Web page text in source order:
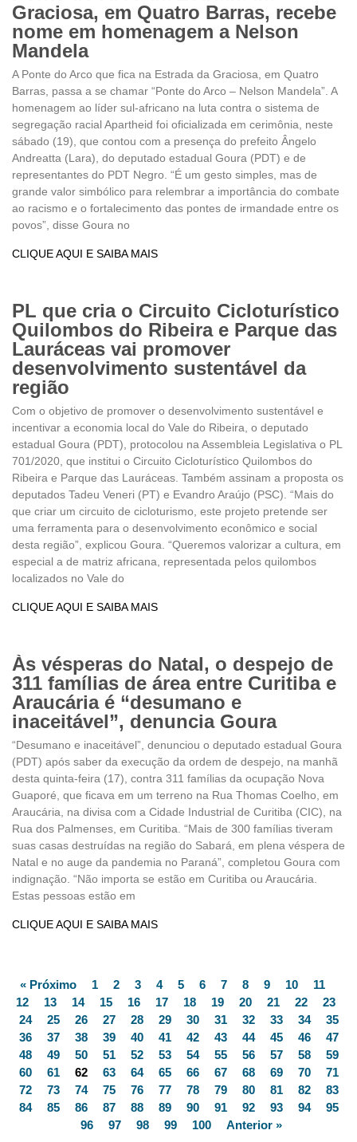
Graciosa, em Quatro Barras, recebe
nome em homenagem a Nelson
Mandela
A Ponte do Arco que fica na Estrada da Graciosa, em Quatro
Barras, passa a se chamar “Ponte do Arco – Nelson Mandela”. A
homenagem ao líder sul-africano na luta contra o sistema de
segregação racial Apartheid foi oficializada em cerimônia, neste
sábado (19), que contou com a presença do prefeito Ângelo
Andreatta (Lara), do deputado estadual Goura (PDT) e de
representantes do PDT Negro. “É um gesto simples, mas de
grande valor simbólico para relembrar a importância do combate
ao racismo e o fortalecimento das pontes de irmandade entre os
povos”, disse Goura no
CLIQUE AQUI E SAIBA MAIS
PL que cria o Circuito Cicloturístico
Quilombos do Ribeira e Parque das
Lauráceas vai promover
desenvolvimento sustentável da
região
Com o objetivo de promover o desenvolvimento sustentável e
incentivar a economia local do Vale do Ribeira, o deputado
estadual Goura (PDT), protocolou na Assembleia Legislativa o PL
701/2020, que institui o Circuito Cicloturístico Quilombos do
Ribeira e Parque das Lauráceas. Também assinam a proposta os
deputados Tadeu Veneri (PT) e Evandro Araújo (PSC). “Mais do
que criar um circuito de cicloturismo, este projeto pretende ser
uma ferramenta para o desenvolvimento econômico e social
desta região”, explicou Goura. “Queremos valorizar a cultura, em
especial a de matriz africana, representada pelos quilombos
localizados no Vale do
CLIQUE AQUI E SAIBA MAIS
Às vésperas do Natal, o despejo de
311 famílias de área entre Curitiba e
Araucária é “desumano e
inaceitável”, denuncia Goura
“Desumano e inaceitável”, denunciou o deputado estadual Goura
(PDT) após saber da execução da ordem de despejo, na manhã
desta quinta-feira (17), contra 311 famílias da ocupação Nova
Guaporé, que ficava em um terreno na Rua Thomas Coelho, em
Araucária, na divisa com a Cidade Industrial de Curitiba (CIC), na
Rua dos Palmenses, em Curitiba. “Mais de 300 famílias tiveram
suas casas destruídas na região do Sabará, em plena véspera de
Natal e no auge da pandemia no Paraná”, completou Goura com
indignação. “Não importa se estão em Curitiba ou Araucária.
Estas pessoas estão em
CLIQUE AQUI E SAIBA MAIS
« Próximo 1 2 3 4 5 6 7 8 9 10
11
12
13 14 15 16 17 18 19 20 21 22
23
24
25 26 27 28 29 30 31 32 33 34
35
36
37 38 39 40 41 42 43 44 45 46
47
48
49 50 51 52 53 54 55 56 57 58
59
60
61 62 63 64 65 66 67 68 69 70
71
72
73 74 75 76 77 78 79 80 81 82
83
84
85 86 87 88 89 90 91 92 93 94
95
96
97 98 99 100 Anterior »